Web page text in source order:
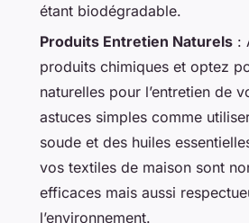
étant biodégradable.
Produits Entretien Naturels :
produits chimiques et optez
naturelles pour l’entretien de
astuces simples comme
soude et des huiles
vos textiles de maison sont
efficaces mais aussi
l’environnement.